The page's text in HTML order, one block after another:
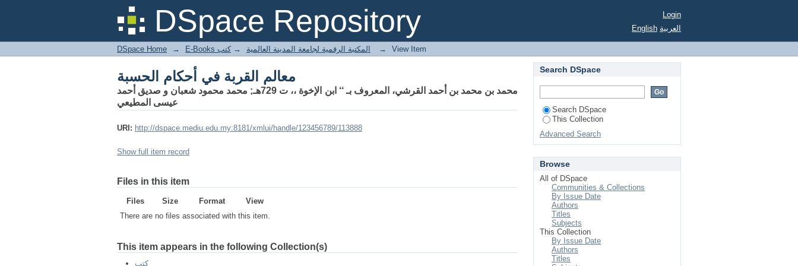
DSpace Repository
معالم القربة في أحكام الحسبة
Login
English العربية
DSpace Home → E-Books المكتبة الرقمية لجامعة المدينة العالمية → كتب → View Item
معالم القربة في أحكام الحسبة
محمد بن محمد بن أحمد القرشي، المعروف بـ ‘‘ ابن الإخوة ،، ت 729هـ; محمد محمود شعبان و صديق أحمد
عيسى المطيعي
URI: http://dspace.mediu.edu.my:8181/xmlui/handle/123456789/113888
Show full item record
Files in this item
Files Size Format
View
There are no files associated with this item.
This item appears in the following Collection(s)
كتب
Search DSpace
Search DSpace
This Collection
Advanced Search
Browse
All of DSpace
Communities & Collections
By Issue Date
Authors
Titles
Subjects
This Collection
By Issue Date
Authors
Titles